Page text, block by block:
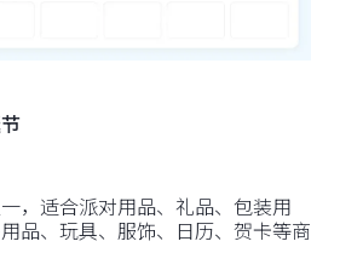
，适合派对用品、礼品、包装用
品、玩具、服饰、日历、贺卡等商